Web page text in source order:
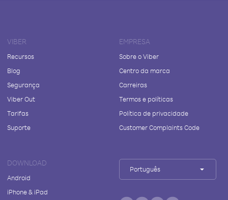
VIBER
Recursos
Blog
Segurança
Viber Out
Tarifas
Suporte
EMPRESA
Sobre o Viber
Centro da marca
Carreiras
Termos e políticas
Política de privacidade
Customer Complaints Code
DOWNLOAD
Android
iPhone & iPad
Português